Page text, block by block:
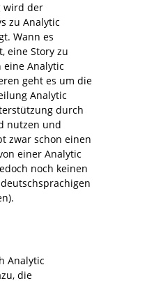
wird der
zu Analytic
Wann es
eine Story zu
eine Analytic
geht es um die
Analytic
durch
nutzen und
zwar schon einen
einer Analytic
noch keinen
Analytic
,die